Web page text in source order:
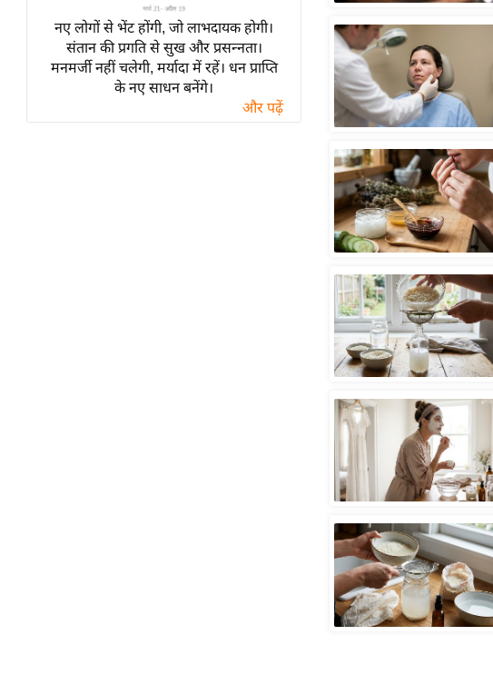
टेक्नॉलॉजी
ब्यूटी/फैशन
घरेलू नुस्खे
पर्यटन स्थल
फिटनेस मंत्रा
नए लोगों से भेंट होंगी, जो लाभदायक होगी।
संतान की प्रगति से सुख और प्रसन्नता।
मनमर्जी नहीं चलेगी, मर्यादा में रहें। धन प्राप्ति
के नए साधन बनेंगे।
और पढ़ें